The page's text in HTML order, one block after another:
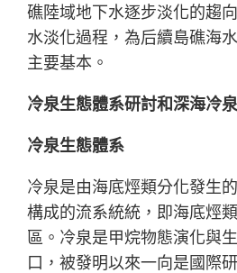
礁陸域地下水逐步淡化的趨
水淡化過程，為后續島礁海
主要基本。
冷泉生態體系研討和深海冷
冷泉生態體系
冷泉是由海底烴類分化發生
構成的流系統統，即海底烴
區。冷泉是甲烷物態演化與
口，被發明以來一向是國際